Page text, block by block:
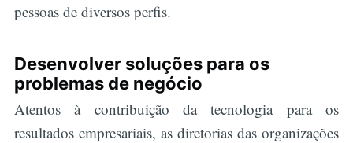
pessoas de diversos perfis.
Desenvolver soluções para os
problemas de negócio
Atentos à contribuição da tecnologia para os
resultados empresariais, as diretorias das organizações